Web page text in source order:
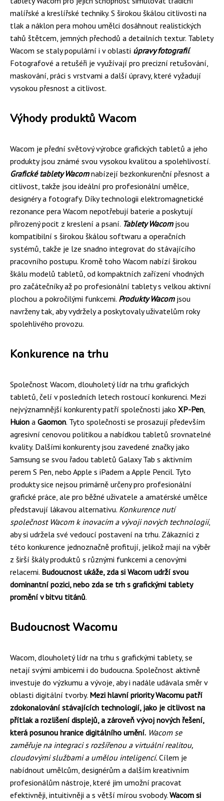
malířské a kreslířské techniky. S širokou škálou citlivosti na
tlak a náklon pera mohou umělci dosáhnout realistických
tahů štětcem, jemných přechodů a detailních textur. Tablety
Wacom se staly populární i v oblasti úpravy fotografií.
Fotografové a retušéři je využívají pro precizní retušování,
maskování, práci s vrstvami a další úpravy, které vyžadují
vysokou přesnost a citlivost.
Výhody produktů Wacom
Wacom je přední světový výrobce grafických tabletů a jeho
produkty jsou známé svou vysokou kvalitou a spolehlivostí.
Grafické tablety Wacomnabízejí bezkonkurenční přesnost a
citlivost, takže jsou ideální pro profesionální umělce,
designéry a fotografy. Díky technologii elektromagnetické
rezonance pera Wacom nepotřebují baterie a poskytují
přirozený pocit z kreslení a psaní. Tablety Wacomjsou
kompatibilní s širokou škálou softwaru a operačních
systémů, takže je lze snadno integrovat do stávajícího
pracovního postupu. Kromě toho Wacom nabízí širokou
škálu modelů tabletů, od kompaktních zařízení vhodných
pro začátečníky až po profesionální tablety s velkou aktivní
plochou a pokročilými funkcemi. Produkty Wacomjsou
navrženy tak, aby vydržely a poskytovaly uživatelům roky
spolehlivého provozu.
Konkurence na trhu
Společnost Wacom, dlouholetý lídr na trhu grafických
tabletů, čelí v posledních letech rostoucí konkurenci. Mezi
nejvýznamnější konkurenty patří společnosti jako XP-Pen
Huion a Gaomon. Tyto společnosti se prosazují především
agresivní cenovou politikou a nabídkou tabletů srovnatelné
kvality. Dalšími konkurenty jsou zavedené značky jako
Samsung se svou řadou tabletů Galaxy Tab s aktivním
perem S Pen, nebo Apple s iPadem a Apple Pencil. Tyto
produkty sice nejsou primárně určeny pro profesionální
grafické práce, ale pro běžné uživatele a amatérské umělce
představují lákavou alternativu. Konkurence nutí
společnost Wacom k inovacím a vývoji nových technologií,
aby si udržela své vedoucí postavení na trhu. Zákazníci z
této konkurence jednoznačně profitují, jelikož mají na výběr
z širší škály produktů s různými funkcemi a cenovými
relacemi. Budoucnost ukáže, zda si Wacom udrží svou
dominantní pozici, nebo zda se trh s grafickými tablety
promění v bitvu titánů.
Budoucnost Wacomu
Wacom, dlouholetý lídr na trhu s grafickými tablety, se
netají svými ambicemi i do budoucna. Společnost aktivně
investuje do výzkumu a vývoje, aby i nadále udávala směr v
oblasti digitální tvorby. Mezi hlavní priority Wacomu patří
zdokonalování stávajících technologií, jako je citlivost na
přítlak a rozlišení displejů, a zároveň vývoj nových řešení,
která posunou hranice digitálního umění. Wacom se
zaměřuje na integraci s rozšířenou a virtuální realitou,
cloudovými službami a umělou inteligencí. Cílem je
nabídnout umělcům, designérům a dalším kreativním
profesionálům nástroje, které jim umožní pracovat
efektivněji, intuitivněji a s větší mírou svobody. Wacom si